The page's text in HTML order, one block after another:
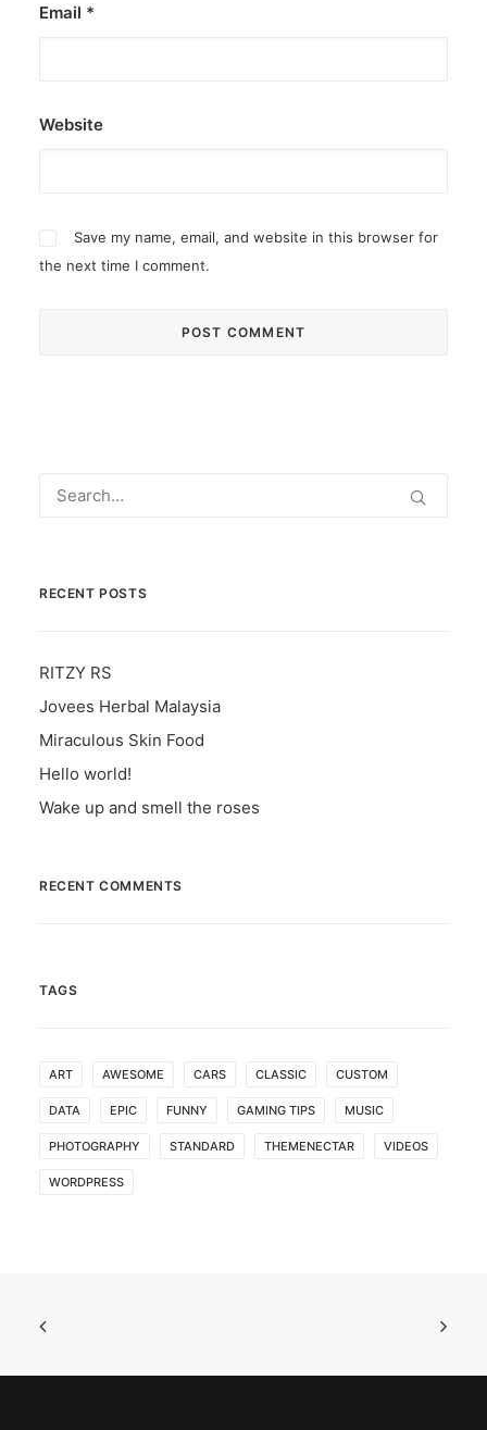
Email *
Website
Save my name, email, and website in this browser for
the next time I comment.
RECENT POSTS
RITZY RS
Jovees Herbal Malaysia
Miraculous Skin Food
Hello world!
Wake up and smell the roses
RECENT COMMENTS
TAGS
ART AWESOME CARS CLASSIC CUSTOM
DATA EPIC FUNNY GAMING TIPS MUSIC
PHOTOGRAPHY STANDARD THEMENECTAR VIDEOS
WORDPRESS